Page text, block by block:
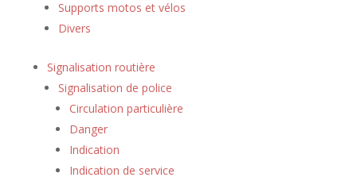
Supports motos et vélos
Divers
Signalisation routière
Signalisation de police
Circulation particulière
Danger
Indication
Indication de service